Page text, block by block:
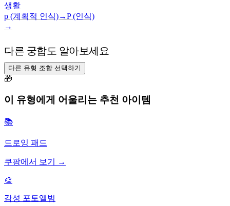
생활
p (계획적 인식)→P (인식)
→
다른 궁합도 알아보세요
다른 유형 조합 선택하기
🎁
이 유형에게 어울리는 추천 아이템
📚
드로잉 패드
쿠팡에서 보기 →
🎨
감성 포토앨범